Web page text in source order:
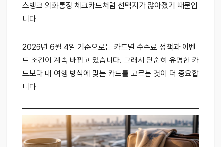
스뱅크 외화통장 체크카드처럼 선택지가 많아졌기 때문입
니다.
2026년 6월 4일 기준으로는 카드별 수수료 정책과 이벤
트 조건이 계속 바뀌고 있습니다. 그래서 단순히 유명한 카
드보다 내 여행 방식에 맞는 카드를 고르는 것이 더 중요합
니다.